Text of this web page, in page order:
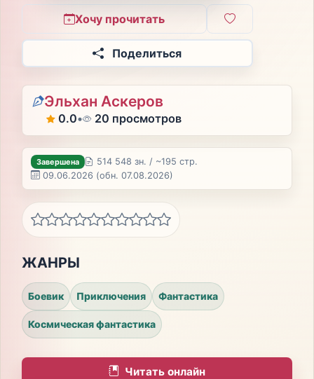
Хочу прочитать
Поделиться
Эльхан Аскеров
0.0• 20 просмотров
Завершена
514 548 зн. / ~195 стр.
09.06.2026 (обн. 07.08.2026)
ЖАНРЫ
Боевик Приключения Фантастика
Космическая фантастика
Читать онлайн